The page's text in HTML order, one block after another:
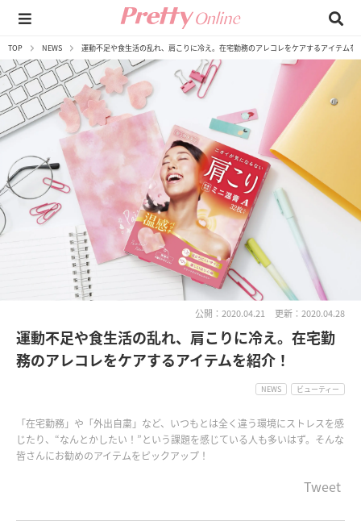
TOP NEWS 運動不足や食生活の乱れ、肩こりに冷え。在宅勤務のアレコレをケアするアイテムを
公開：2020.04.21 更新：2020.04.28
運動不足や食生活の乱れ、肩こりに冷え。在宅勤
務のアレコレをケアするアイテムを紹介！
NEWS ビューティー
「在宅勤務」や「外出自粛」など、いつもとは全く違う環境にストレスを感
じたり、“なんとかしたい！”という課題を感じている人も多いはず。そんな
皆さんにお勧めのアイテムをピックアップ！
Tweet